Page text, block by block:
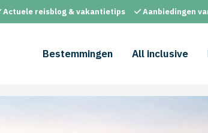
Actuele reisblog & vakantietips Aanbiedingen
Bestemmingen All inclusive